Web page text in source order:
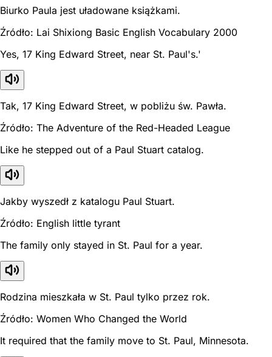
Biurko Paula jest uładowane książkami.
Źródło: Lai Shixiong Basic English Vocabulary 2000
Yes, 17 King Edward Street, near St. Paul's.'
Tak, 17 King Edward Street, w pobliżu św. Pawła.
Źródło: The Adventure of the Red-Headed League
Like he stepped out of a Paul Stuart catalog.
Jakby wyszedł z katalogu Paul Stuart.
Źródło: English little tyrant
The family only stayed in St. Paul for a year.
Rodzina mieszkała w St. Paul tylko przez rok.
Źródło: Women Who Changed the World
It required that the family move to St. Paul, Minnesota.